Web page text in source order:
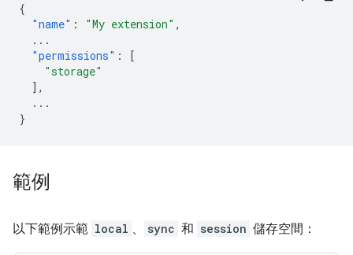
{
"name" : "My extension" ,
...
"permissions" :
[
"storage"
],
...
}
範例
以下範例示範 local 、 sync 和 session 儲存空間：